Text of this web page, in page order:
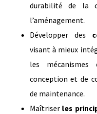
durabilité de la
l’aménagement.
Développer des
visant à mieux
les mécanismes
conception et de
de maintenance​.
Maîtriserles